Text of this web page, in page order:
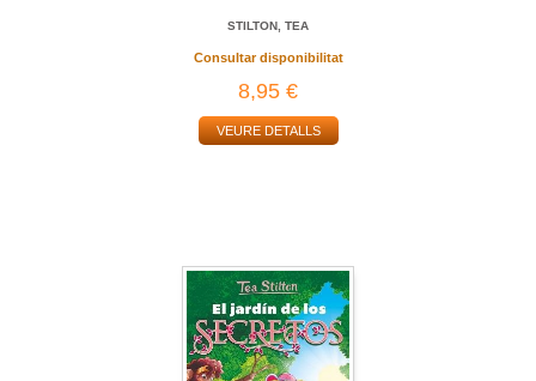
STILTON, TEA
Consultar disponibilitat
8,95 €
VEURE DETALLS